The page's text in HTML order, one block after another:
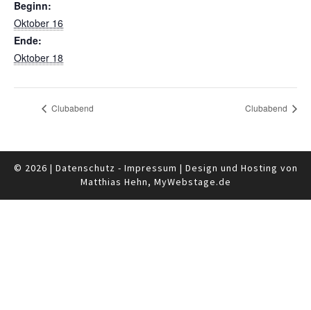
Beginn:
Oktober 16
Ende:
Oktober 18
Clubabend Clubabend
© 2026 | Datenschutz - Impressum | Design und Hosting von
Matthias Hehn, MyWebstage.de